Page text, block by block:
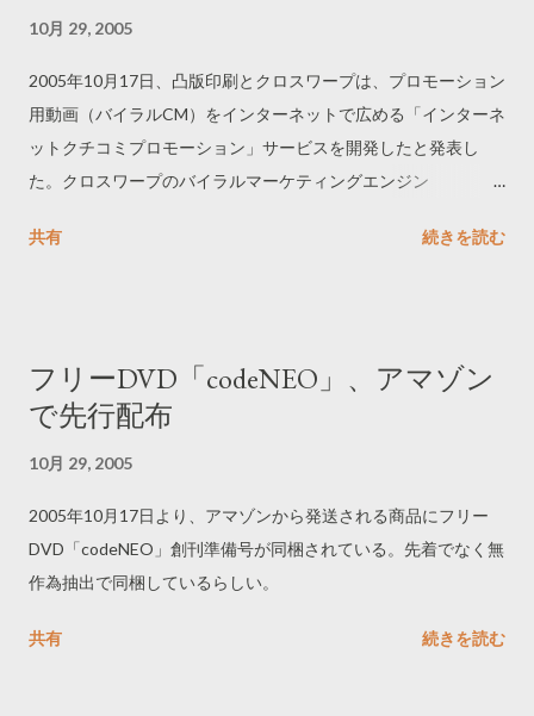
10月 29, 2005
2005年10月17日、凸版印刷とクロスワープは、プロモーション
用動画（バイラルCM）をインターネットで広める「インターネ
ットクチコミプロモーション」サービスを開発したと発表し
た。クロスワープのバイラルマーケティングエンジン
視聴数などを測定できる。まずは、10月17日よりフリー
共有 続きを読む
フリーDVD「codeNEO」、アマゾン
で先行配布
10月 29, 2005
2005年10月17日より、アマゾンから発送される商品にフリー
DVD「codeNEO」創刊準備号が同梱されている。先着でなく無
作為抽出で同梱しているらしい。
共有 続きを読む